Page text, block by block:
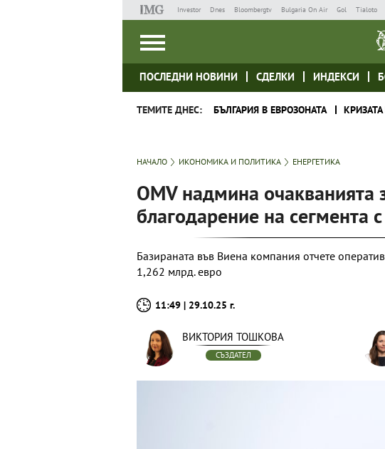
Investor Dnes Bloombergtv Bulgaria On Air Gol Tialoto
ПОСЛЕДНИ НОВИНИ СДЕЛКИ ИНДЕКСИ
ТЕМИТЕ ДНЕС: БЪЛГАРИЯ В ЕВРОЗОНАТА
НАЧАЛО ИКОНОМИКА И ПОЛИТИКА ЕНЕРГЕТИКА
OMV надмина очакванията
благодарение на сегмента
Базираната във Виена компания отчете
1,262 млрд. евро
11:49 | 29.10.25 г.
ВИКТОРИЯ ТОШКОВА
СЪЗДАТЕЛ